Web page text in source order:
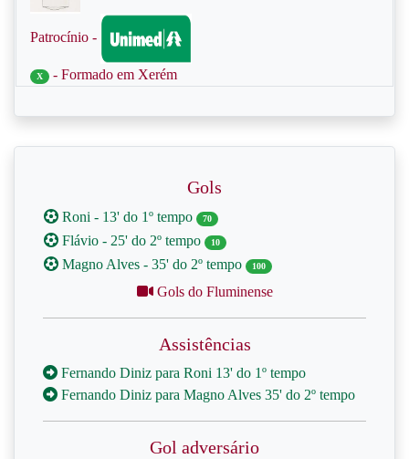
Patrocínio -
X - Formado em Xerém
Gols
Roni - 13' do 1º tempo 70
Flávio - 25' do 2º tempo 10
Magno Alves - 35' do 2º tempo 100
Gols do Fluminense
Assistências
Fernando Diniz para Roni 13' do 1º tempo
Fernando Diniz para Magno Alves 35' do 2º tempo
Gol adversário